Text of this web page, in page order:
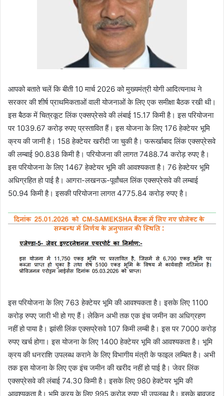
आपको बताते चलें कि बीती 10 मार्च 2026 को मुख्यमंत्री योगी आदित्यनाथ ने
सरकार की शीर्ष प्राथमिकताओं वाली योजनाओं के लिए एक समीक्षा बैठक रखी थी।
इस बैठक में चित्रकूट लिंक एक्सप्रेसवे की लंबाई 15.17 किमी है। इस परियोजना
पर 1039.67 करोड़ रुपए प्रस्तावित हैं। इस योजना के लिए 176 हेक्टेयर भूमि
क्रय की जानी है। 158 हेक्टेयर खरीदी जा चुकी है। फरूर्खाबाद लिंक एक्सप्रेसवे
की लम्बाई 90.838 किमी है। परियोजना की लागत 7488.74 करोड़ रुपए है।
इस परियोजना के लिए 1467 हेक्टेयर भूमि की आवश्यकता है। 76 हेक्टेयर भूमि
अधिग्रहित हो पाई है। आगरा-लखनऊ-पूर्वांचल लिंक एक्सप्रेसवे की लम्बाई
50.94 किमी है। इसकी परियोजना लागत 4775.84 करोड़ रुपए है।
इस परियोजना के लिए 763 हेक्टेयर भूमि की आवश्यकता है। इसके लिए 1100
करोड़ रुपए जारी भी हो गए हैं। लेकिन अभी तक एक इंच जमीन का अधिग्रहण
नहीं हो पाया है। झांसी लिंक एक्सप्रेसवे 107 किमी लम्बी है। इस पर 7000 करोड़
रुपए खर्च होगा। इस योजना के लिए 1400 हेक्टेयर भूमि की आवश्यकता है। भूमि
क्रय की धनराशि उपलब्ध कराने के लिए विभागीय मंत्री के फाइल लम्बित है। अभी
तक इस योजना के लिए एक इंच जमीन की खरीद नहीं हो पाई है। जेवर लिंक
एक्सप्रेसवे की लंबाई 74.30 किमी है। इसके लिए 980 हेक्टेयर भूमि की
आवश्यकता है। भूमि क्रय के लिए 995 करोड़ रुपए भी उपलब्ध है। इसके बावजूद